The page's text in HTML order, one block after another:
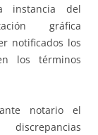
instancia del
gráfica
notificados los
los términos
notario el